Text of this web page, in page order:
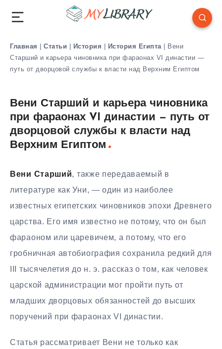
Главная | Статьи | История | История Египта | Вени
Старший и карьера чиновника при фараонах VI династии —
путь от дворцовой службы к власти над Верхним Египтом
Вени Старший и карьера чиновника
при фараонах VI династии — путь от
дворцовой службы к власти над
Верхним Египтом
Вени Старший, также передаваемый в
литературе как Уни, — один из наиболее
известных египетских чиновников эпохи Древнего
царства. Его имя известно не потому, что он был
фараоном или царевичем, а потому, что его
гробничная автобиография сохранила редкий для
III тысячелетия до н. э. рассказ о том, как человек
царской администрации мог пройти путь от
младших дворцовых обязанностей до высших
поручений при фараонах VI династии.
Статья рассматривает Вени не только как